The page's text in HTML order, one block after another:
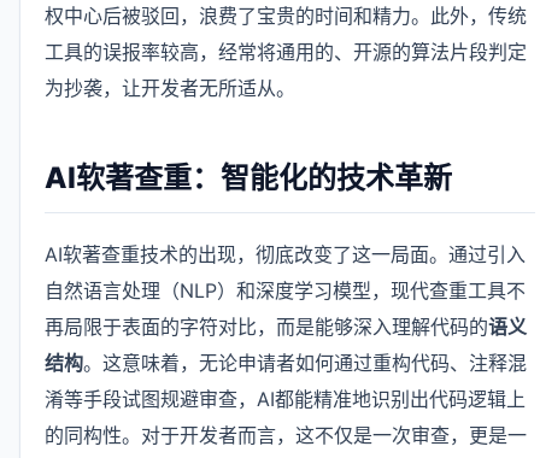
权中心后被驳回，浪费了宝贵的时间和精力。此外，传统
工具的误报率较高，经常将通用的、开源的算法片段判定
为抄袭，让开发者无所适从。
AI软著查重：智能化的技术革新
AI软著查重技术的出现，彻底改变了这一局面。通过引入
自然语言处理（NLP）和深度学习模型，现代查重工具不
再局限于表面的字符对比，而是能够深入理解代码的语义
结构。这意味着，无论申请者如何通过重构代码、注释混
淆等手段试图规避审查，AI都能精准地识别出代码逻辑上
的同构性。对于开发者而言，这不仅是一次审查，更是一